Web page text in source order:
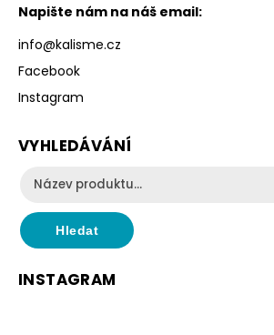
Napište nám na náš email:
info@kalisme.cz
Facebook
Instagram
VYHLEDÁVÁNÍ
Hledat
INSTAGRAM